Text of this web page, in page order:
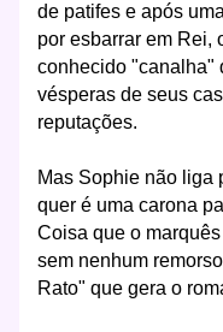
de patifes e após
por esbarrar em Rei,
conhecido "canalha"
vésperas de seus
reputações.
Mas Sophie não liga
quer é uma carona
Coisa que o marquês
sem nenhum
Rato" que gera o